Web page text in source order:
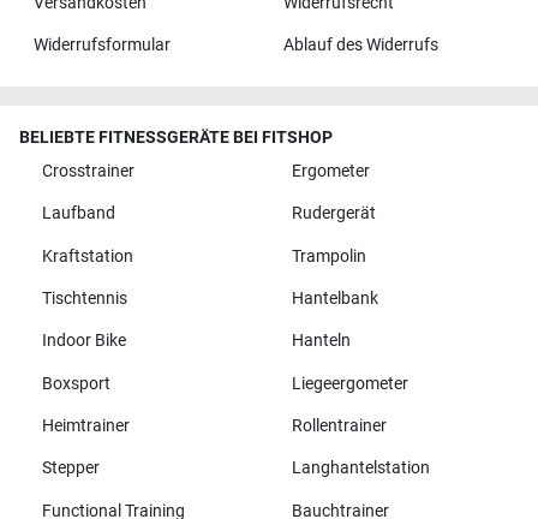
Widerrufsformular Ablauf des Widerrufs
BELIEBTE FITNESSGERÄTE BEI FITSHOP
Crosstrainer
Ergometer
Laufband Rudergerät
Kraftstation Trampolin
Tischtennis Hantelbank
Indoor Bike Hanteln
Boxsport Liegeergometer
Heimtrainer Rollentrainer
Stepper Langhantelstation
Functional Training Bauchtrainer